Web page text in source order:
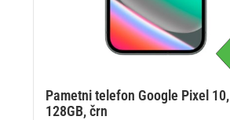
Pametni telefon Google Pixel 10,
128GB, črn